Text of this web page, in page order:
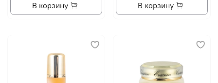
В корзину В корзину